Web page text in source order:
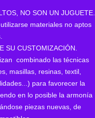
NO SON UN JUGUETE.
materiales no aptos
SU CUSTOMIZACIÓN.
combinado las técnicas
masillas, resinas, textil,
para favorecer la
en lo posible la armonía
piezas nuevas, de